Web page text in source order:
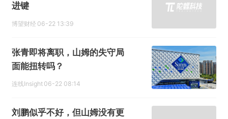
进键
博望财经 06-22 13:39
张青即将离职，山姆的失守局
面能扭转吗？
连线Insight 06-22 08:14
刘鹏似乎不好，但山姆没有更